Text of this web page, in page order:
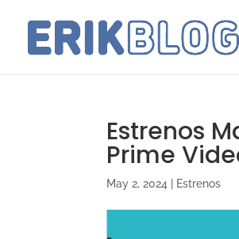
Estrenos
Prime
May 2, 2024 Estrenos